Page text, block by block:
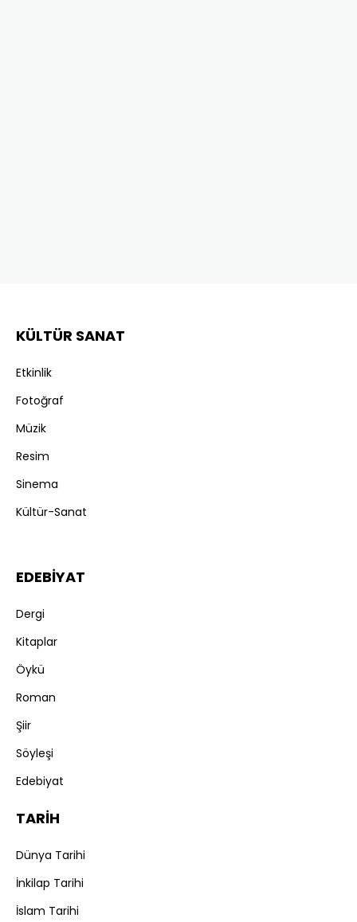
KÜLTÜR SANAT
Etkinlik
Fotoğraf
Müzik
Resim
Sinema
Kültür-Sanat
EDEBİYAT
Dergi
Kitaplar
Öykü
Roman
Şiir
Söyleşi
Edebiyat
TARİH
Dünya Tarihi
İnkilap Tarihi
İslam Tarihi